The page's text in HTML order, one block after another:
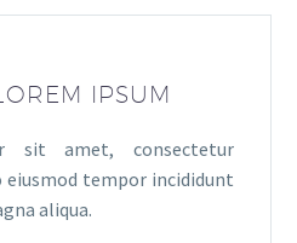
IPSUM
sit amet, consectetur
eiusmod tempor incididunt
aliqua.